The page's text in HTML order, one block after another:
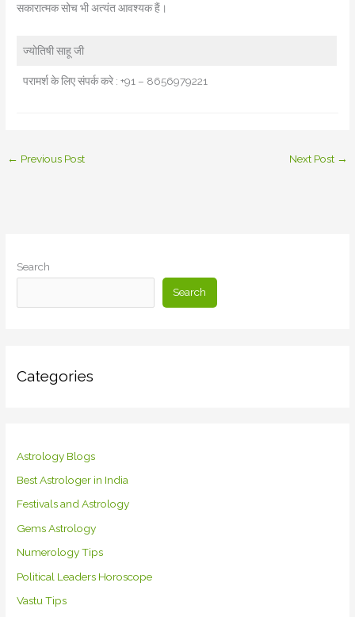
सकारात्मक सोच भी अत्यंत आवश्यक हैं।
ज्योतिषी साहू जी
परामर्श के लिए संपर्क करे : +91 – 8656979221
← Previous Post Next Post →
Search
Search
Categories
Astrology Blogs
Best Astrologer in India
Festivals and Astrology
Gems Astrology
Numerology Tips
Political Leaders Horoscope
Vastu Tips